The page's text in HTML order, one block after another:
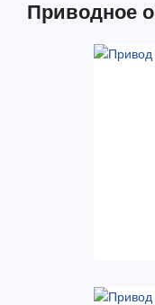
Приводное